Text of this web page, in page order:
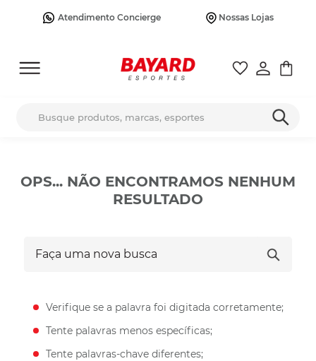
Atendimento Concierge Nossas Lojas
OPS... NÃO ENCONTRAMOS NENHUM
RESULTADO
Verifique se a palavra foi digitada corretamente;
Tente palavras menos específicas;
Tente palavras-chave diferentes;